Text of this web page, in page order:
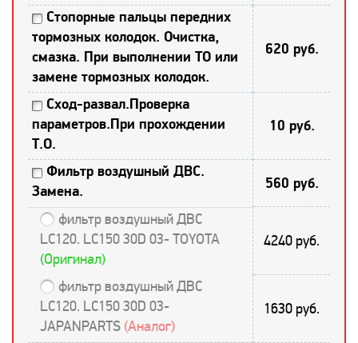
Стопорные пальцы передних
тормозных колодок. Очистка,
смазка. При выполнении ТО или
замене тормозных колодок.
620 руб.
Сход-развал.Проверка
параметров.При прохождении
Т.О.
10 руб.
Фильтр воздушный ДВС.
Замена.
560 руб.
фильтр воздушный ДВС
LC120. LC150 30D 03- TOYOTA
(Оригинал)
4240 руб.
фильтр воздушный ДВС
LC120. LC150 30D 03-
JAPANPARTS (Аналог)
1630 руб.